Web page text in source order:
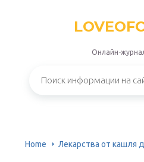
Онлайн-
Home Лекарства от кашля